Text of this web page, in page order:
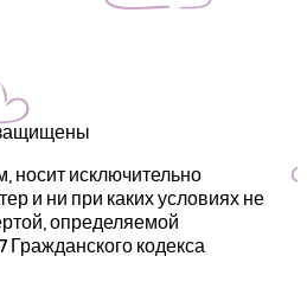
носит исключительно
и ни при каких условиях не
определяемой
кодекса